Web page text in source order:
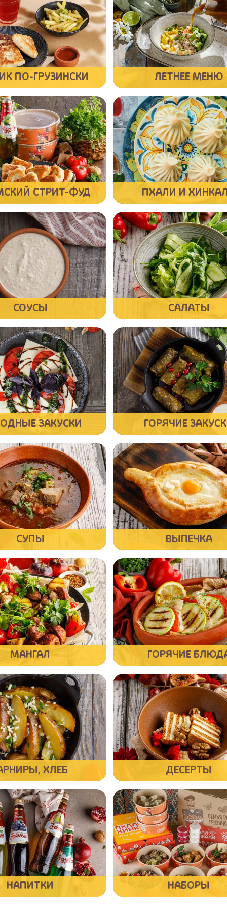
ПО-ГРУЗИНСКИ ЛЕТНЕЕ МЕНЮ
СТРИТ-ФУД ПХАЛИ И
СОУСЫ САЛАТЫ
ЗАКУСКИ ГОРЯЧИЕ
СУПЫ ВЫПЕЧКА
МАНГАЛ ГОРЯЧИЕ
ХЛЕБ ДЕСЕРТЫ
НАПИТКИ НАБОРЫ